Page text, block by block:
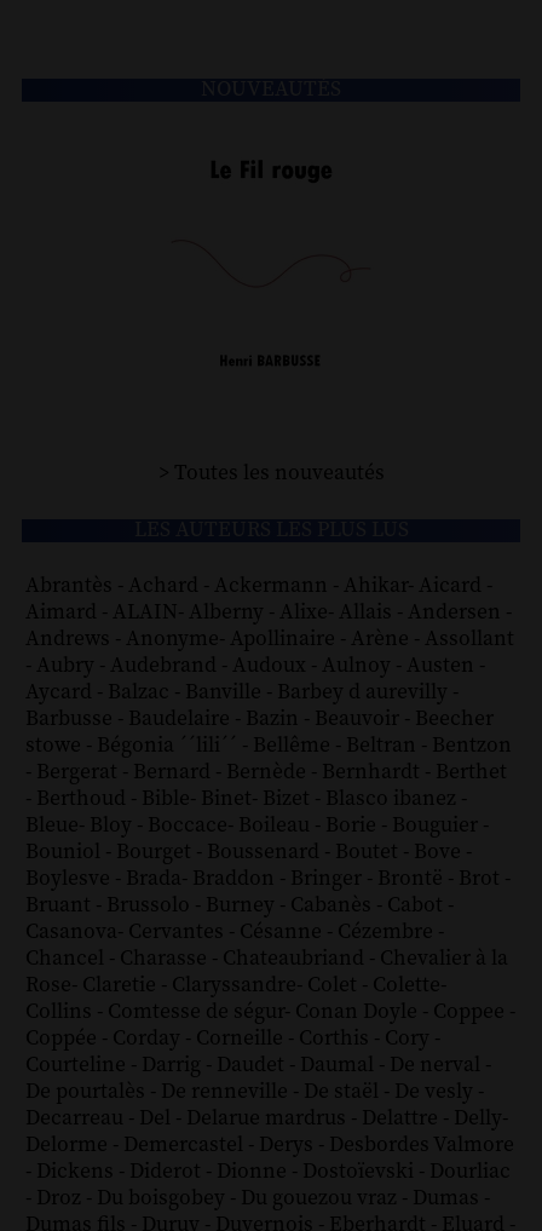
> Toutes les nouveautés
Abrantès - Achard - Ackermann - Ahikar- Aicard -
Aimard - ALAIN- Alberny - Alixe- Allais - Andersen -
Andrews - Anonyme- Apollinaire - Arène - Assollant
- Aubry - Audebrand - Audoux - Aulnoy - Austen -
Aycard - Balzac - Banville - Barbey d aurevilly -
Barbusse - Baudelaire - Bazin - Beauvoir - Beecher
stowe - Bégonia ´´lili´´ - Bellême - Beltran - Bentzon
- Bergerat - Bernard - Bernède - Bernhardt - Berthet
- Berthoud - Bible- Binet- Bizet - Blasco ibanez -
Bleue- Bloy - Boccace- Boileau - Borie - Bouguier -
Bouniol - Bourget - Boussenard - Boutet - Bove -
Boylesve - Brada- Braddon - Bringer - Brontë - Brot -
Bruant - Brussolo - Burney - Cabanès - Cabot -
Casanova- Cervantes - Césanne - Cézembre -
Chancel - Charasse - Chateaubriand - Chevalier à la
Rose- Claretie - Claryssandre- Colet - Colette-
Collins - Comtesse de ségur- Conan Doyle - Coppee -
Coppée - Corday - Corneille - Corthis - Cory -
Courteline - Darrig - Daudet - Daumal - De nerval -
De pourtalès - De renneville - De staël - De vesly -
Decarreau - Del - Delarue mardrus - Delattre - Delly-
Delorme - Demercastel - Derys - Desbordes Valmore
- Dickens - Diderot - Dionne - Dostoïevski - Dourliac
- Droz - Du boisgobey - Du gouezou vraz - Dumas -
Dumas fils - Duruy - Duvernois - Eberhardt - Eluard -